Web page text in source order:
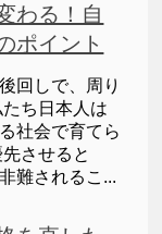
わる！自
ポイント
回しで、周り
ち日本人は
社会で育てら
させると
難されるこ...